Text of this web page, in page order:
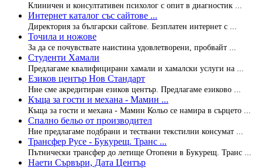
Клиничен и консултативен психолог с опит в диагностик ...
Интернет каталог със сайтове ...
Директория за български сайтове. Безплатен интернет с ...
Точила и ножове
За да се почувствате наистина удовлетворени, пробвайт ...
Студенти Хамали
Предлагаме квалифицирани хамали и хамалски услуги на ...
Езиков център Нов Стандарт
Ние сме акредитиран езиков център. Предлагаме езиково ...
Къща за гости и механа - Мамин ...
Къща за гости и механа - Мамин Кольо се намира в сърцето ...
Спално бельо от производител
Ние предлагаме подбрани и тествани текстилни консумат ...
Трансфер Русе - Букурещ. Транс ...
Пътнически трансфер до летище Отопени в Букурещ. Транс ...
Наети Сървъри, Дата Център